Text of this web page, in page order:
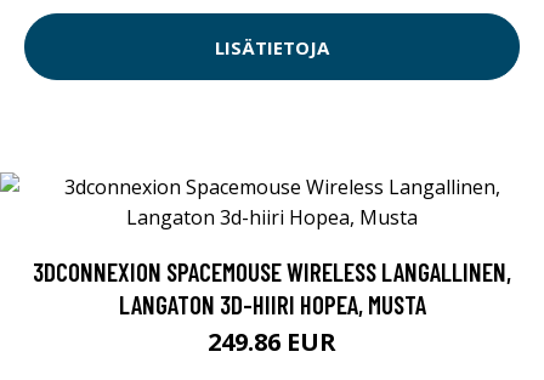
LISÄTIETOJA
3DCONNEXION SPACEMOUSE WIRELESS LANGALLINEN,
LANGATON 3D-HIIRI HOPEA, MUSTA
249.86 EUR